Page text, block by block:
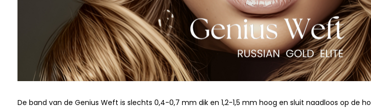
De band van de Genius Weft is slechts 0,4-0,7 mm dik en 1,2-1,5 mm hoog en sluit naadloos op de